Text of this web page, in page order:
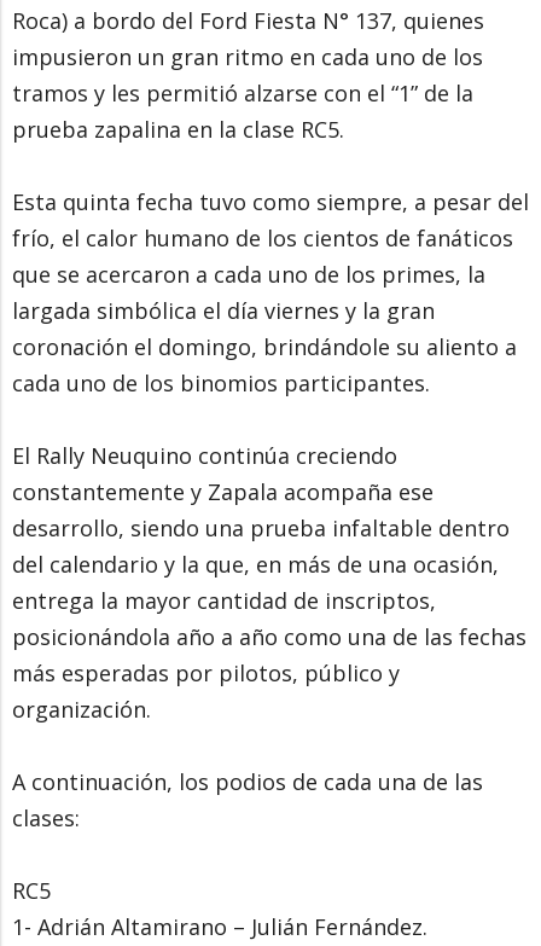
Roca) a bordo del Ford Fiesta N° 137, quienes
impusieron un gran ritmo en cada uno de los
tramos y les permitió alzarse con el “1” de la
prueba zapalina en la clase RC5.
Esta quinta fecha tuvo como siempre, a pesar del
frío, el calor humano de los cientos de fanáticos
que se acercaron a cada uno de los primes, la
largada simbólica el día viernes y la gran
coronación el domingo, brindándole su aliento a
cada uno de los binomios participantes.
El Rally Neuquino continúa creciendo
constantemente y Zapala acompaña ese
desarrollo, siendo una prueba infaltable dentro
del calendario y la que, en más de una ocasión,
entrega la mayor cantidad de inscriptos,
posicionándola año a año como una de las fechas
más esperadas por pilotos, público y
organización.
A continuación, los podios de cada una de las
clases:
RC5
1- Adrián Altamirano – Julián Fernández.